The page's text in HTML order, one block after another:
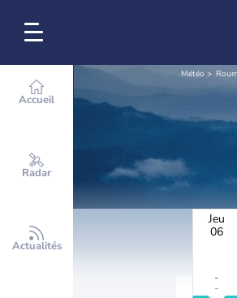
Accueil
Radar
Actualités
Météo
Jeu
06
-
-